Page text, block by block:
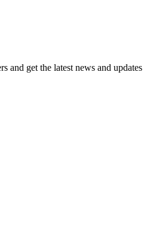
and get the latest news and updates